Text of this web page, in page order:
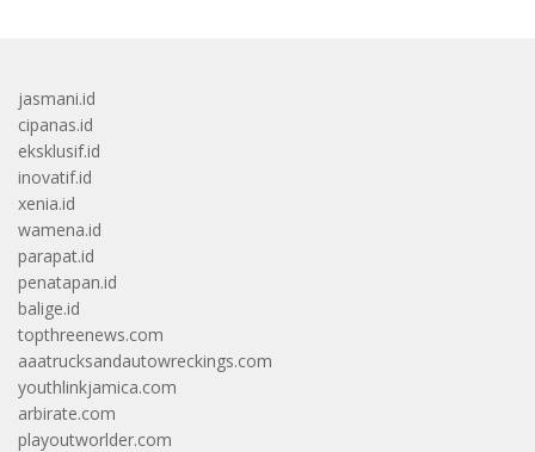
jasmani.id
cipanas.id
eksklusif.id
inovatif.id
xenia.id
wamena.id
parapat.id
penatapan.id
balige.id
topthreenews.com
aaatrucksandautowreckings.com
youthlinkjamica.com
arbirate.com
playoutworlder.com